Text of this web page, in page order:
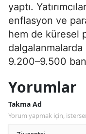
yaptı.
enflasyon ve
hem de küresel
dalgalanmalarda
9.200–9.500
Yorumlar
Takma Ad
Yorum yapmak için,